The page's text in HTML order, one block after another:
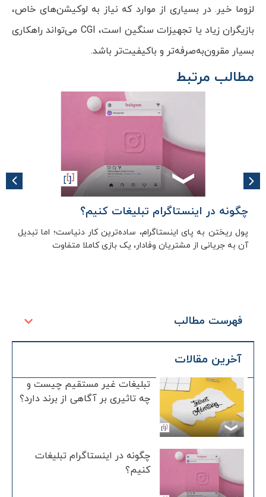
لزوما خیر. در بسیاری از موارد که نیاز به لوکیشن‌های خاص،
بازیگران زیاد یا تجهیزات سنگین است، CGI می‌تواند راهکاری
بسیار مقرون‌به‌صرفه‌تر و باکیفیت‌تر باشد.
مطالب مرتبط
چگونه در اینستاگرام تبلیغات کنیم؟
پول ریختن به پای اینستاگرام، ساده‌ترین کار دنیاست؛ اما تبدیل
آن به جریانی از مشتریان وفادار، یک بازی کاملا متفاوت
فهرست مطالب
آخرین مقالات
تبلیغات غیر مستقیم چیست و
چه تاثیری بر آگاهی از برند دارد؟
چگونه در اینستاگرام تبلیغات
کنیم؟